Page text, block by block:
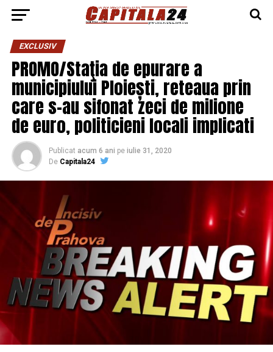
EXCLUSIV
PROMO/Staţia de epurare a
municipiului Ploiești, reteaua prin
care s-au sifonat zeci de milione
de euro, politicieni locali implicati
Publicat acum 6 ani pe iulie 31, 2020
De Capitala24